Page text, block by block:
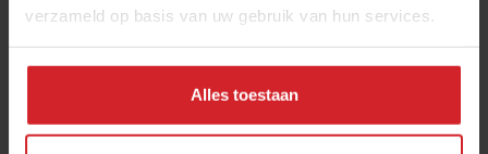
verzameld op basis van uw gebruik van hun services.
Alles toestaan
E-mail adres